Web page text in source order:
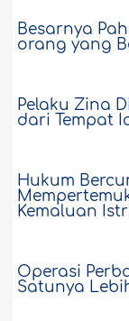
saya
selesai
Marwah
prosesi
115567
kepada
Besarnya
orang yang
Pelaku Zina
dari Tempat
Hukum
Kemaluan
Operasi
Satunya